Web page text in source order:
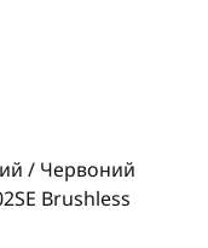
/ Червоний
Brushless